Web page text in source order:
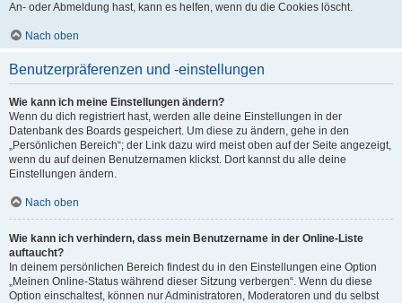
An- oder Abmeldung hast, kann es helfen, wenn du die Cookies löscht.
Nach oben
Benutzerpräferenzen und -einstellungen
Wie kann ich meine Einstellungen ändern?
Wenn du dich registriert hast, werden alle deine Einstellungen in der
Datenbank des Boards gespeichert. Um diese zu ändern, gehe in den
„Persönlichen Bereich“; der Link dazu wird meist oben auf der Seite angezeigt,
wenn du auf deinen Benutzernamen klickst. Dort kannst du alle deine
Einstellungen ändern.
Nach oben
Wie kann ich verhindern, dass mein Benutzername in der Online-Liste
auftaucht?
In deinem persönlichen Bereich findest du in den Einstellungen eine Option
„Meinen Online-Status während dieser Sitzung verbergen“. Wenn du diese
Option einschaltest, können nur Administratoren, Moderatoren und du selbst